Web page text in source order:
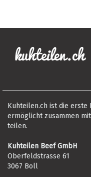
Kuhteilen.ch ist die erste
ermöglicht zusammen
teilen.
Kuhteilen Beef GmbH
Oberfeldstrasse 61
3067 Boll